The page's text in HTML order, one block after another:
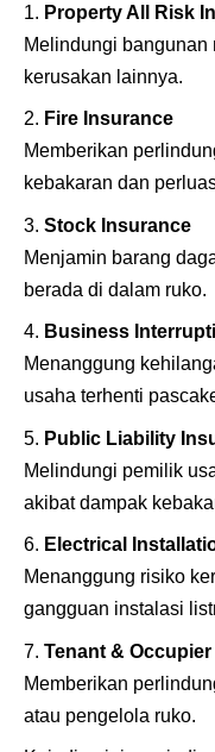
Property All Risk
Melindungi bangunan
kerusakan lainnya.
Fire Insurance
Memberikan
kebakaran dan
Stock Insurance
Menjamin barang
berada di dalam ruko.
Business
Menanggung
usaha terhenti
Public Liability
Melindungi pemilik
akibat dampak
Electrical
Menanggung risiko
gangguan instalasi
Tenant &
Memberikan
atau pengelola ruko.